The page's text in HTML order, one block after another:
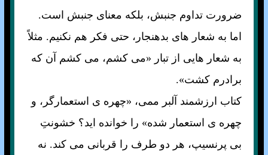
ضرورت تداوم جنبش، بلکه معنای جنبش است.
اما به شعار های بدهنجار، حتی فکر هم نکنيم. مثلاً
به شعار هايی از تبار «می کشم، می کشم آن که
برادرم کشت».
کتاب ارزشمند آلبر ممی، «چهره ی استعمارگر، و
چهره ی استعمار شده» را خوانده ايد؟ خشونتِ
بی پرنسيپ، هر دو طرف را قربانی می کند. نه